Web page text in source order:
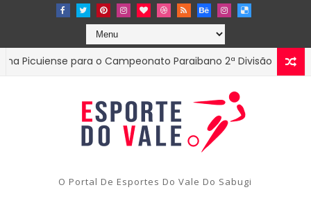
para o Campeonato Paraibano 2ª Divisão ESTADUAL
O Portal De Esportes Do Vale Do Sabugi